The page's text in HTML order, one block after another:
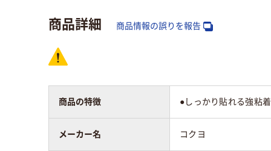
スコア
商品詳細 商品情報の誤りを報告
商品の特徴 ●しっかり貼れる強粘
メーカー名 コクヨ